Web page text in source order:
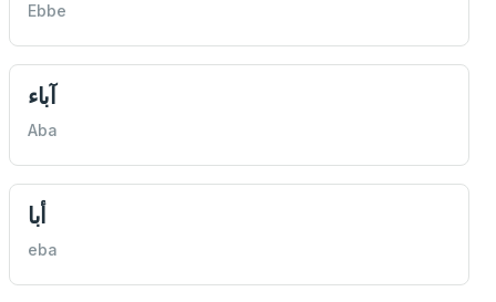
Ebbe
آباء
Aba
أبا
eba